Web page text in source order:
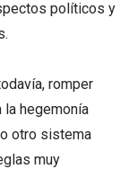
políticos y
romper
la hegemonía
otro sistema
muy